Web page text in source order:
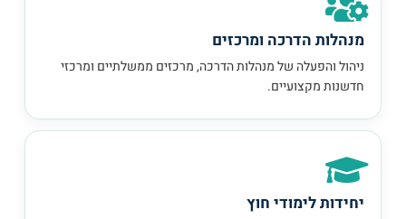
מנהלות הדרכה ומרכזים
ניהול והפעלה של מנהלות הדרכה, מרכזים ממשלתיים ומרכזי
חדשנות מקצועיים.
יחידות לימודי חוץ